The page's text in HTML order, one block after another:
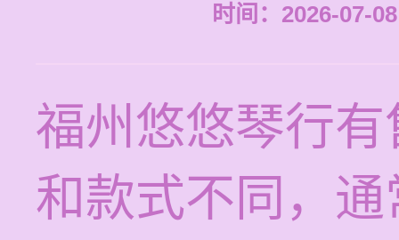
时间：2026-07-
福州悠悠琴行
和款式不同，